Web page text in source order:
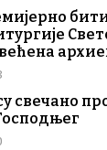
свечано